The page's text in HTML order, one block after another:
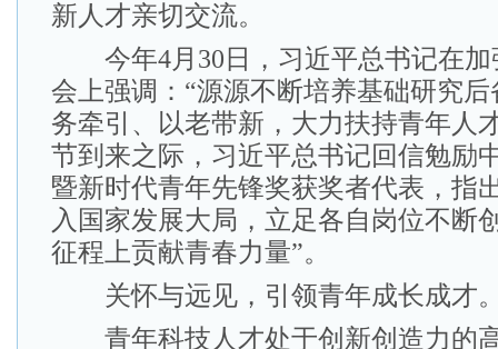
新人才亲切交流。
今年4月30日，习近平总书记在加
会上强调：“源源不断培养基础研究后
务牵引、以老带新，大力扶持青年人
节到来之际，习近平总书记回信勉励
暨新时代青年先锋奖获奖者代表，指
入国家发展大局，立足各自岗位不断
征程上贡献青春力量”。
关怀与远见，引领青年成长成才
青年科技人才处于创新创造力的